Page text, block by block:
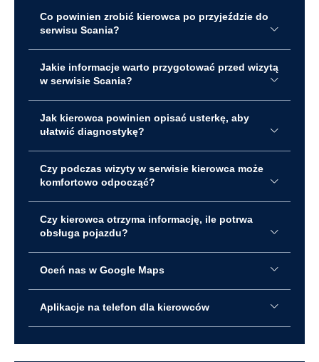
Co powinien zrobić kierowca po przyjeździe do
serwisu Scania?
Jakie informacje warto przygotować przed wizytą
w serwisie Scania?
Jak kierowca powinien opisać usterkę, aby
ułatwić diagnostykę?
Czy podczas wizyty w serwisie kierowca może
komfortowo odpocząć?
Czy kierowca otrzyma informację, ile potrwa
obsługa pojazdu?
Oceń nas w Google Maps
Aplikacje na telefon dla kierowców